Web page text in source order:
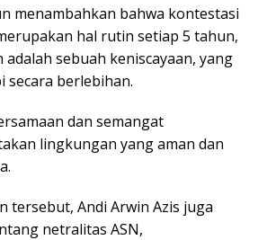
menambahkan bahwa kontestasi
hal rutin setiap 5 tahun,
adalah sebuah keniscayaan, yang
secara berlebihan.
dan semangat
lingkungan yang aman dan
tersebut, Andi Arwin Azis juga
netralitas ASN,